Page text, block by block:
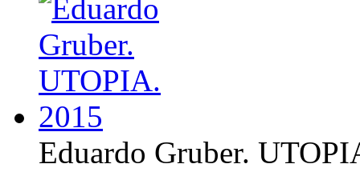
Eduardo Gruber.